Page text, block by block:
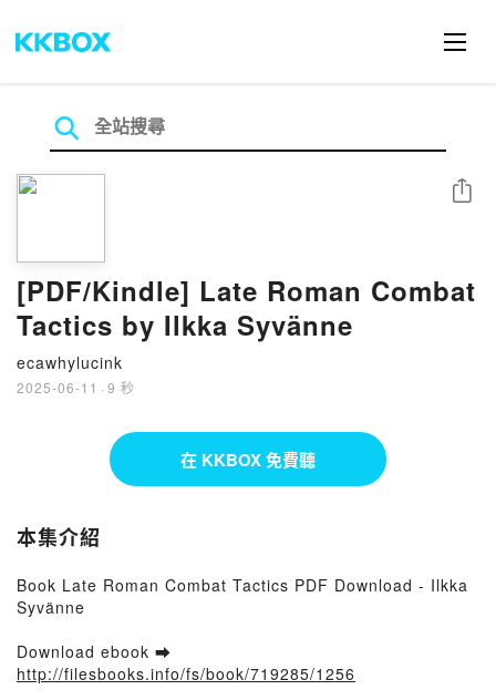
[PDF/Kindle] Late Roman Combat
Tactics by Ilkka Syvänne
ecawhylucink
2025-06-11 · 9 秒
分享
在 KKBOX 免費聽
本集介紹
Book Late Roman Combat Tactics PDF Download - Ilkka
Syvänne
Download ebook ➡
http://filesbooks.info/fs/book/719285/1256